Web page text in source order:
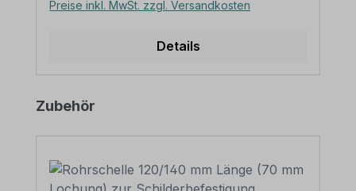
Fehlinterpretation des Warnschildes
/ Kombinationsschildes Achtung
Warnzeichen: - Material: Selbstklebende
Aluminium 2 mm Ausführung: Material
Warnzeichen und Text schwarz.
Abmessungen: (nicht in allen Materialien
verfügbar) 100 x 150 mm 200 x 300
Preise inkl. MwSt. zzgl. Versandkosten
Details
Produktgalerie überspringen
Zubehör